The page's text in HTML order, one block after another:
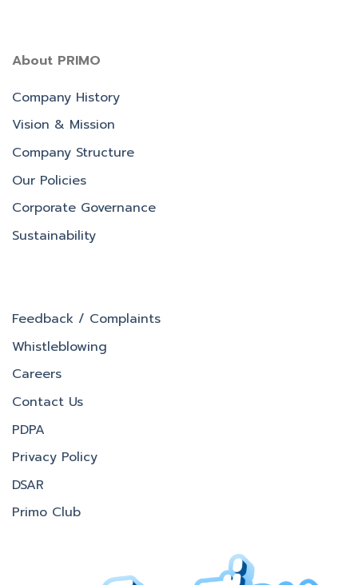
About PRIMO
Company History
Vision & Mission
Company Structure
Our Policies
Corporate Governance
Sustainability
Feedback / Complaints
Whistleblowing
Careers
Contact Us
PDPA
Privacy Policy
DSAR
Primo Club